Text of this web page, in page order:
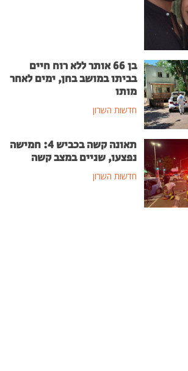
בן 66 אותר ללא רוח חיים
בביתו במושב בחן, ימים לאחר
מותו
חדשות השרון
תאונה קשה בכביש 4: חמישה
נפצעו, שניים במצב קשה
חדשות השרון